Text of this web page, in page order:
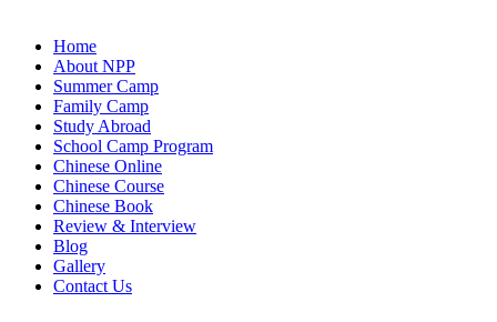
Home
About NPP
Summer Camp
Family Camp
Study Abroad
School Camp Program
Chinese Online
Chinese Course
Chinese Book
Review & Interview
Blog
Gallery
Contact Us